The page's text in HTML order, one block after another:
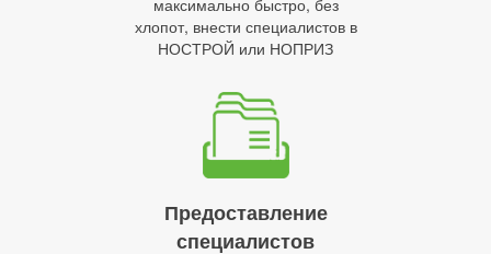
максимально быстро, без
хлопот, внести специалистов в
НОСТРОЙ или НОПРИЗ
Предоставление
специалистов